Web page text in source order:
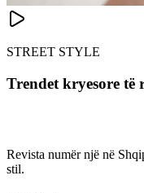
STREET STYLE
Trendet kryesore të
Revista numër një në
stil.